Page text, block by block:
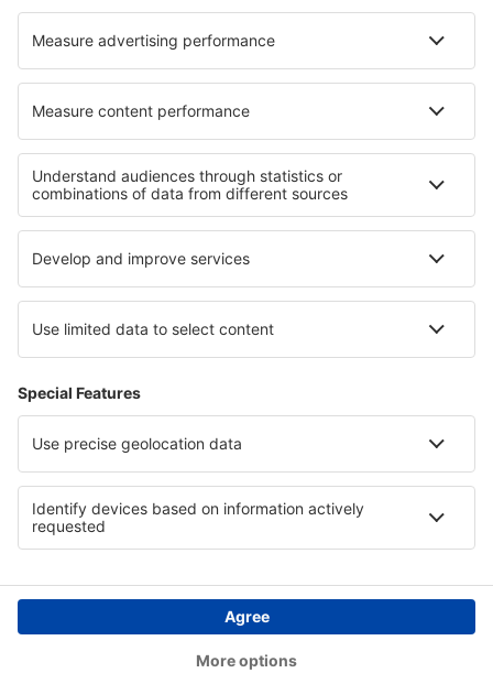
Hotely in Cour-Cheverny
Nejlepší hotely - regiony
Hotely v Obersdorfu Hotely in Franconian Switzerland
Hotely in Brandenburg Lake Plateau Hotely in Ore Mountains
Hotely v Dolním Sasku Hotely in Dead Sea
Hotely v Drake Bay Hotely v Sucre
Hotely v Southeastern Anatolia Hotely v Plovdivu
Copyright © eSky.cz. Všechna práva vyhrazena.